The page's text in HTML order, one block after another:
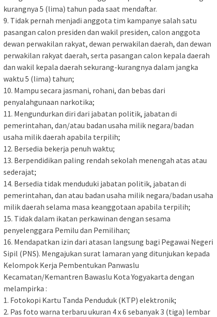
kurangnya 5 (lima) tahun pada saat mendaftar.
9. Tidak pernah menjadi anggota tim kampanye salah satu
pasangan calon presiden dan wakil presiden, calon anggota
dewan perwakilan rakyat, dewan perwakilan daerah, dan dewan
perwakilan rakyat daerah, serta pasangan calon kepala daerah
dan wakil kepala daerah sekurang-kurangnya dalam jangka
waktu 5 (lima) tahun;
10. Mampu secara jasmani, rohani, dan bebas dari
penyalahgunaan narkotika;
11. Mengundurkan diri dari jabatan politik, jabatan di
pemerintahan, dan/atau badan usaha milik negara/badan
usaha milik daerah apabila terpilih;
12. Bersedia bekerja penuh waktu;
13. Berpendidikan paling rendah sekolah menengah atas atau
sederajat;
14. Bersedia tidak menduduki jabatan politik, jabatan di
pemerintahan, dan atau badan usaha milik negara/badan usaha
milik daerah selama masa keanggotaan apabila terpilih;
15. Tidak dalam ikatan perkawinan dengan sesama
penyelenggara Pemilu dan Pemilihan;
16. Mendapatkan izin dari atasan langsung bagi Pegawai Negeri
Sipil (PNS). Mengajukan surat lamaran yang ditunjukan kepada
Kelompok Kerja Pembentukan Panwaslu
Kecamatan/Kemantren Bawaslu Kota Yogyakarta dengan
melampirka :
1. Fotokopi Kartu Tanda Penduduk (KTP) elektronik;
2. Pas foto warna terbaru ukuran 4 x 6 sebanyak 3 (tiga) lembar